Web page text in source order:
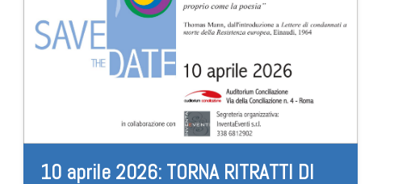
10 aprile 2026: TORNA RITRATTI DI